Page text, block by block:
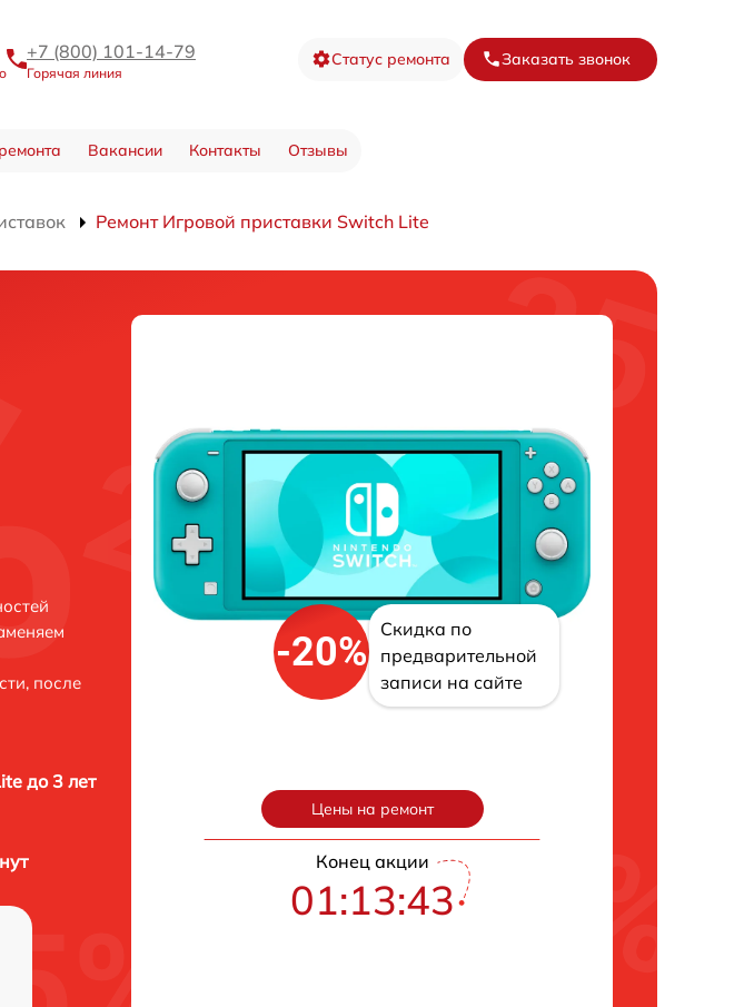
+7 (800) 101-14-79
Горячая линия
Статус ремонта Заказать звонок
Вакансии Контакты Отзывы
Ремонт Игровой приставки Switch Lite
после
до 3 лет
-20%
Скидка по
предварительной
записи на сайте
Цены на ремонт
Конец акции
01:13:42